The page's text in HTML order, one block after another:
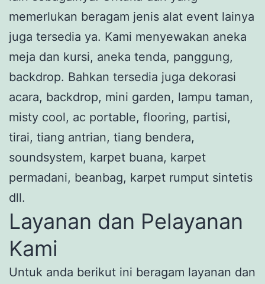
memerlukan beragam jenis alat event lainya
juga tersedia ya. Kami menyewakan aneka
meja dan kursi, aneka tenda, panggung,
backdrop. Bahkan tersedia juga dekorasi
acara, backdrop, mini garden, lampu taman,
misty cool, ac portable, flooring, partisi,
tirai, tiang antrian, tiang bendera,
soundsystem, karpet buana, karpet
permadani, beanbag, karpet rumput sintetis
dll.
Layanan dan Pelayanan
Kami
Untuk anda berikut ini beragam layanan dan